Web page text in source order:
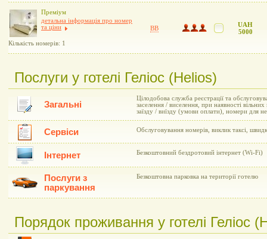
Преміум
детальна інформація про номер
та ціни
Кількість номерів: 1
BB
UAH
5000
Послуги у готелі Геліос (Helios)
Загальні
Цілодобова служба реєстрації та
заселення / виселення, при наявності
заїзду / виїзду (умови оплати), номери для
Сервіси Обслуговування номерів, виклик таксі,
Інтернет Безкоштовний бездротовий інтернет (Wi-Fi)
Послуги з
паркування
Безкоштовна парковка на території готелю
Порядок проживання у готелі Геліос